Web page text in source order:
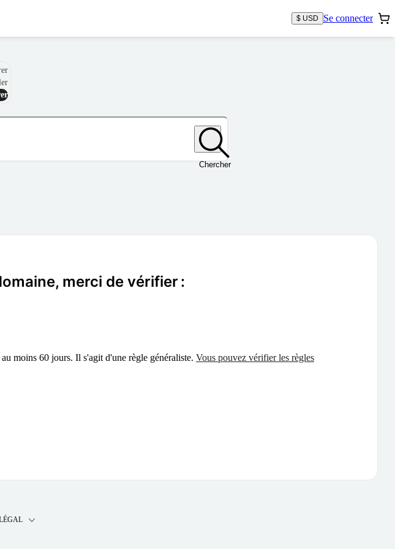
$ USD Se connecter
Chercher
merci de vérifier :
moins 60 jours. Il s'agit d'une règle généraliste. Vous pouvez vérifier les règles